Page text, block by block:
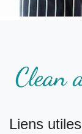
Liens utiles